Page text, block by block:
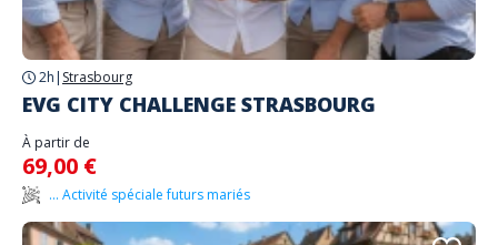
2h | Strasbourg
EVG CITY CHALLENGE STRASBOURG
À partir de
69,00 €
... Activité spéciale futurs mariés